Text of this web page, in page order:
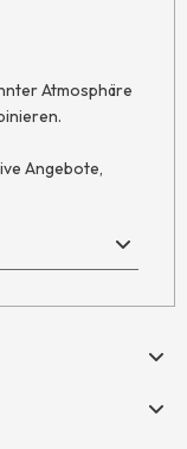
Atmosphäre
Angebote,